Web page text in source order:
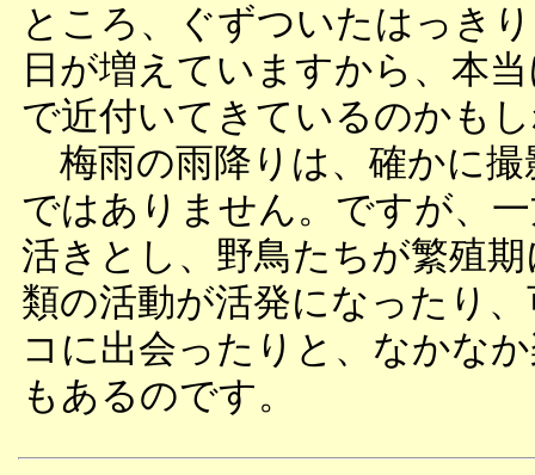
ところ、ぐずついたはっき
日が増えていますから、本
で近付いてきているのかも
梅雨の雨降りは、確かに撮
ではありません。ですが、
活きとし、野鳥たちが繁殖
類の活動が活発になったり
コに出会ったりと、なかな
もあるのです。